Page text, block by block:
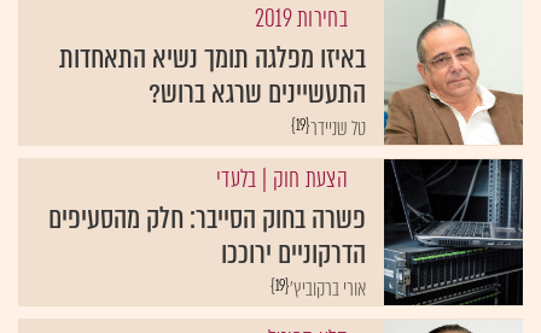
בחירות 2019
באיזו מפלגה תומך נשיא התאחדות
התעשיינים שרגא ברוש?
{19}טל שניידר
הצעת חוק | בלעדי
פשרה בחוק הסייבר: חלק מהסעיפים
הדרקוניים ירוככו
{19}אורי ברקוביץ'